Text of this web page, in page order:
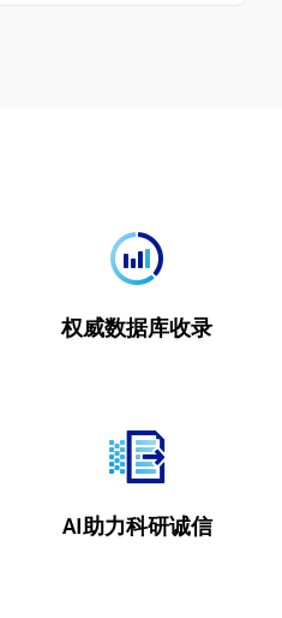
权威数据库收录
AI助力科研诚信